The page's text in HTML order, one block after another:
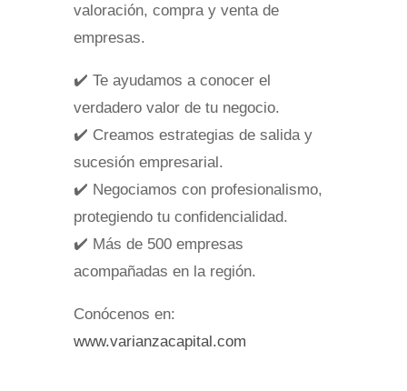
valoración, compra y venta de
empresas.
✔️ Te ayudamos a conocer el
verdadero valor de tu negocio.
✔️ Creamos estrategias de salida y
sucesión empresarial.
✔️ Negociamos con profesionalismo,
protegiendo tu confidencialidad.
✔️ Más de 500 empresas
acompañadas en la región.
Conócenos en:
www.varianzacapital.com